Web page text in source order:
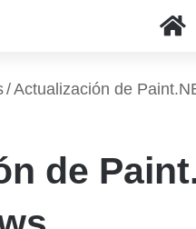
/Actualización de
de